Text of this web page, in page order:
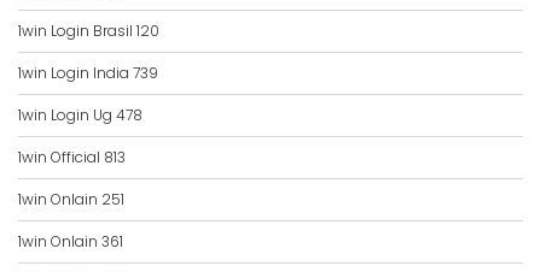
1win Login Brasil 120
1win Login India 739
1win Login Ug 478
1win Official 813
1win Onlain 251
1win Onlain 361